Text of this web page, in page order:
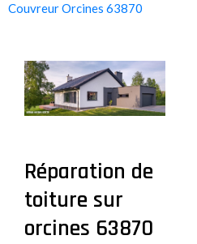
Couvreur Orcines 63870
Réparation de
toiture sur
orcines 63870